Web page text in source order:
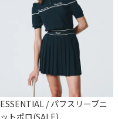
ESSENTIAL / パフスリーブニ
ットポロ(SALE)